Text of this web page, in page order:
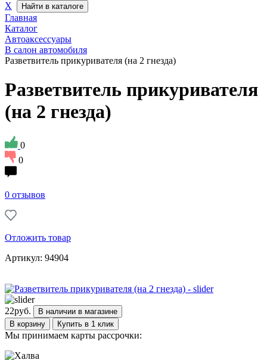
Х
Найти в каталоге
Главная
Каталог
Автоаксессуары
В салон автомобиля
Разветвитель прикуривателя (на 2 гнезда)
Разветвитель прикуривателя
(на 2 гнезда)
0
0
0 отзывов
Отложить товар
Артикул: 94904
22руб.
В наличии в магазине
В корзину
Купить в 1 клик
Мы принимаем карты рассрочки: